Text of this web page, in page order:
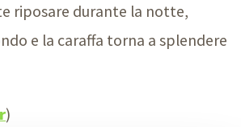
riposare durante la notte,
e la caraffa torna a splendere
)